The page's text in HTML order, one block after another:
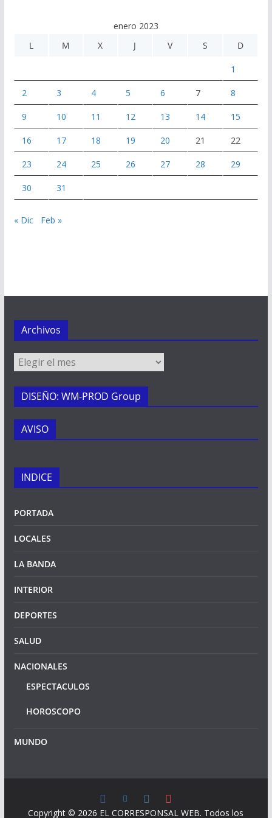
enero 2023
L
M X J V S D
1
2 3 4 5 6 7 8
9 10 11 12 13 14 15
16 17 18 19 20 21 22
23 24 25 26 27 28 29
30 31
« Dic Feb »
Archivos
Archivos
DISEÑO: WM-PROD Group
AVISO
INDICE
PORTADA
LOCALES
LA BANDA
INTERIOR
DEPORTES
SALUD
NACIONALES
ESPECTACULOS
HOROSCOPO
MUNDO
Copyright © 2026 EL CORRESPONSAL WEB. Todos los